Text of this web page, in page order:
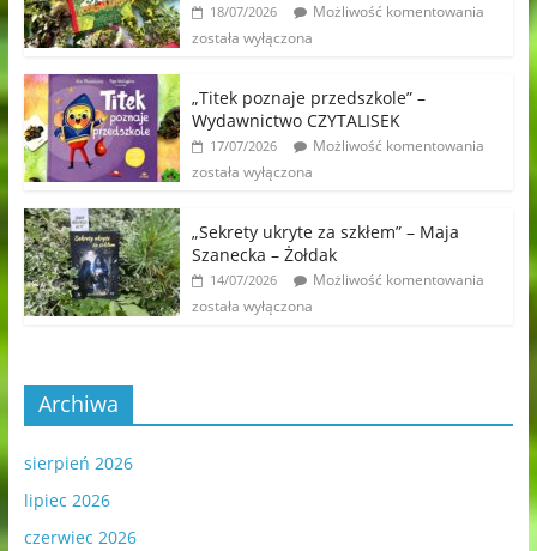
18/07/2026
Możliwość komentowania
została wyłączona
„Titek poznaje przedszkole” –
Wydawnictwo CZYTALISEK
17/07/2026
Możliwość komentowania
została wyłączona
„Sekrety ukryte za szkłem” – Maja
Szanecka – Żołdak
14/07/2026
Możliwość komentowania
została wyłączona
Archiwa
sierpień 2026
lipiec 2026
czerwiec 2026